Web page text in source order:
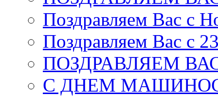
Поздравляем Вас с
Поздравляем Вас c
ПОЗДРАВЛЯЕМ
С ДНЕМ